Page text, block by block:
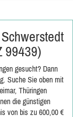
99439)
gesucht? Dann
Suche Sie oben mit
Thüringen
die günstigen
von bis zu 600,00 €